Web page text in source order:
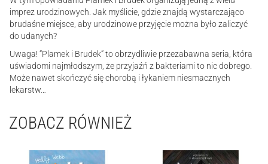
imprez urodzinowych. Jak myślicie, gdzie znajdą wystarczająco
brudaśne miejsce, aby urodzinowe przyjęcie można było zaliczyć
do udanych?
Uwaga! “Plamek i Brudek” to obrzydliwie przezabawna seria, która
uświadomi najmłodszym, że przyjaźń z bakteriami to nic dobrego.
Może nawet skończyć się chorobą i łykaniem niesmacznych
lekarstw…
ZOBACZ RÓWNIEŻ